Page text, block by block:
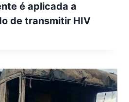
é aplicada a
de transmitir HIV